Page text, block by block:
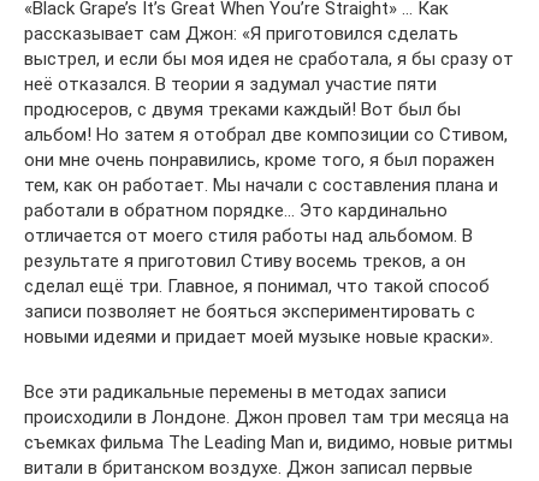
«Black Grape’s It’s Great When You’re Straight» … Как
рассказывает сам Джон: «Я приготовился сделать
выстрел, и если бы моя идея не сработала, я бы сразу от
неё отказался. В теории я задумал участие пяти
продюсеров, с двумя треками каждый! Вот был бы
альбом! Но затем я отобрал две композиции со Стивом,
они мне очень понравились, кроме того, я был поражен
тем, как он работает. Мы начали с составления плана и
работали в обратном порядке… Это кардинально
отличается от моего стиля работы над альбомом. В
результате я приготовил Стиву восемь треков, а он
сделал ещё три. Главное, я понимал, что такой способ
записи позволяет не бояться экспериментировать с
новыми идеями и придает моей музыке новые краски».
Все эти радикальные перемены в методах записи
происходили в Лондоне. Джон провел там три месяца на
съемках фильма The Leading Man и, видимо, новые ритмы
витали в британском воздухе. Джон записал первые